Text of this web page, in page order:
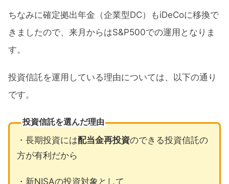
ちなみに確定拠出年金（企業型DC）もiDeCoに移換で
きましたので、来月からはS&P500での運用となりま
す。
投資信託を運用している理由については、以下の通り
です。
投資信託を選んだ理由
・長期投資には配当金再投資のできる投資信託の
方が有利だから
・新NISAの投資対象として